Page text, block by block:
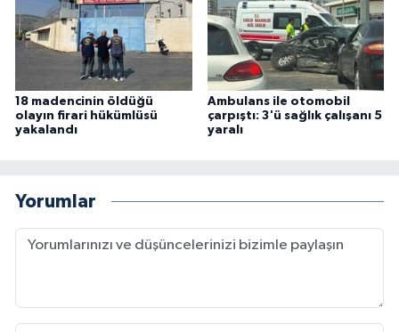
18 madencinin öldüğü
olayın firari hükümlüsü
yakalandı
Ambulans ile otomobil
çarpıştı: 3'ü sağlık çalışanı 5
yaralı
Yorumlar